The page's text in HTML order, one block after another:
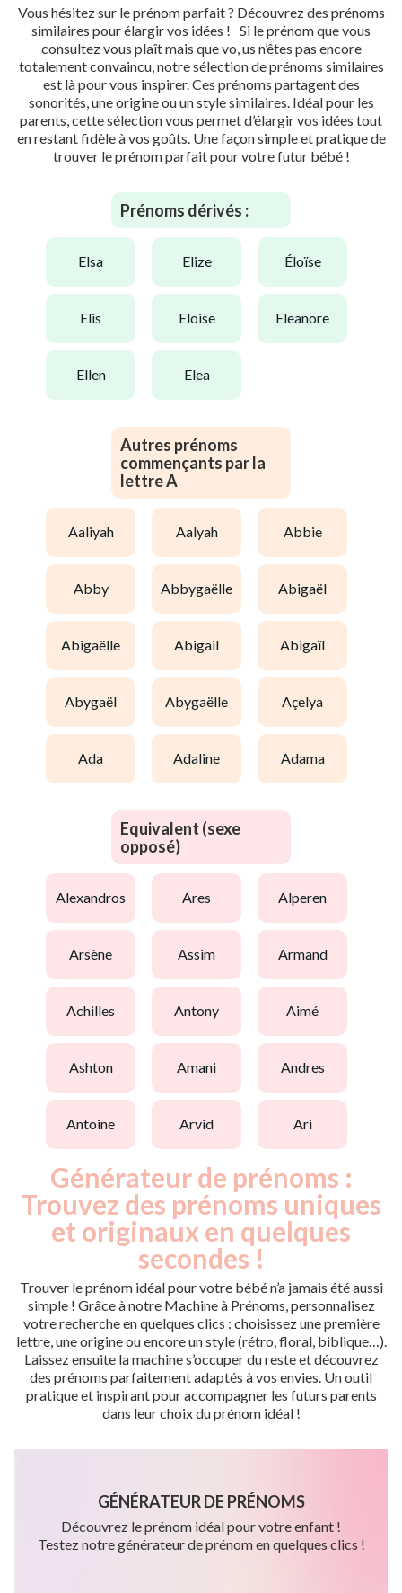
Vous hésitez sur le prénom parfait ? Découvrez des prénoms
similaires pour élargir vos idées ! Si le prénom que vous
consultez vous plaît mais que vo, us n’êtes pas encore
totalement convaincu, notre sélection de prénoms similaires
est là pour vous inspirer. Ces prénoms partagent des
sonorités, une origine ou un style similaires. Idéal pour les
parents, cette sélection vous permet d’élargir vos idées tout
en restant fidèle à vos goûts. Une façon simple et pratique de
trouver le prénom parfait pour votre futur bébé !
Prénoms dérivés :
elsa elize éloïse
elis eloise eleanore
ellen elea
Autres prénoms
commençants par la
lettre A
aaliyah aalyah abbie
abby abbygaëlle abigaël
abigaëlle abigail abigaïl
abygaël abygaëlle açelya
ada adaline adama
Equivalent (sexe
opposé)
alexandros ares alperen
arsène assim armand
achilles antony aimé
ashton amani andres
antoine arvid ari
Générateur de prénoms :
Trouvez des prénoms uniques
et originaux en quelques
secondes !
Trouver le prénom idéal pour votre bébé n’a jamais été aussi
simple ! Grâce à notre Machine à Prénoms, personnalisez
votre recherche en quelques clics : choisissez une première
lettre, une origine ou encore un style (rétro, floral, biblique…).
Laissez ensuite la machine s’occuper du reste et découvrez
des prénoms parfaitement adaptés à vos envies. Un outil
pratique et inspirant pour accompagner les futurs parents
dans leur choix du prénom idéal !
GÉNÉRATEUR DE PRÉNOMS
Découvrez le prénom idéal pour votre enfant !
Testez notre générateur de prénom en quelques clics !